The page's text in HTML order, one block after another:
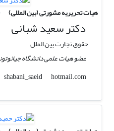
هیات تحریریه مشورتی (بین المللی)
دکتر سعید شبانی
حقوق تجارت بین الملل
عضو هیات علمی دانشگاه
shabani_saeid
hotmail.com